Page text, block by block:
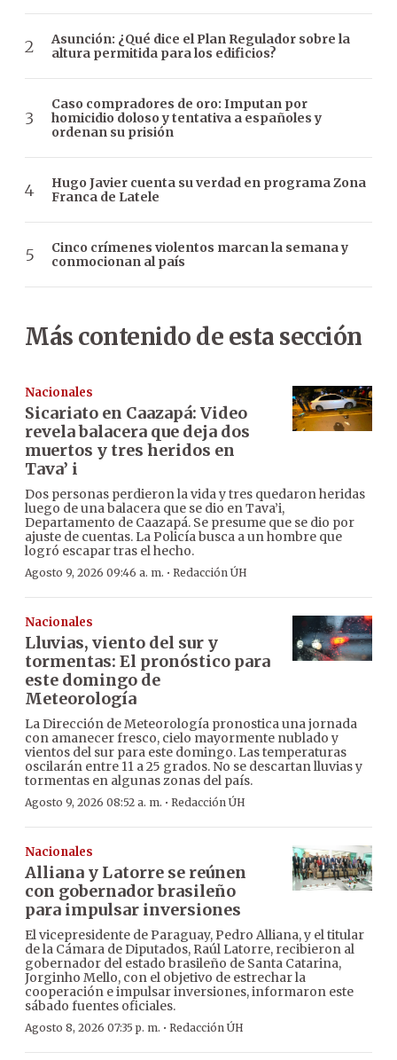
Asunción: ¿Qué dice el Plan Regulador sobre la
altura permitida para los edificios?
Caso compradores de oro: Imputan por
homicidio doloso y tentativa a españoles y
ordenan su prisión
Hugo Javier cuenta su verdad en programa Zona
Franca de Latele
Cinco crímenes violentos marcan la semana y
conmocionan al país
Más contenido de esta sección
Nacionales
Sicariato en Caazapá: Video
revela balacera que deja dos
muertos y tres heridos en
Tava’ i
Dos personas perdieron la vida y tres quedaron heridas
luego de una balacera que se dio en Tava’i,
Departamento de Caazapá. Se presume que se dio por
ajuste de cuentas. La Policía busca a un hombre que
logró escapar tras el hecho.
Agosto 9, 2026 09:46 a. m. · Redacción ÚH
Nacionales
Lluvias, viento del sur y
tormentas: El pronóstico para
este domingo de
Meteorología
La Dirección de Meteorología pronostica una jornada
con amanecer fresco, cielo mayormente nublado y
vientos del sur para este domingo. Las temperaturas
oscilarán entre 11 a 25 grados. No se descartan lluvias y
tormentas en algunas zonas del país.
Agosto 9, 2026 08:52 a. m. · Redacción ÚH
Nacionales
Alliana y Latorre se reúnen
con gobernador brasileño
para impulsar inversiones
El vicepresidente de Paraguay, Pedro Alliana, y el titular
de la Cámara de Diputados, Raúl Latorre, recibieron al
gobernador del estado brasileño de Santa Catarina,
Jorginho Mello, con el objetivo de estrechar la
cooperación e impulsar inversiones, informaron este
sábado fuentes oficiales.
Agosto 8, 2026 07:35 p. m. · Redacción ÚH